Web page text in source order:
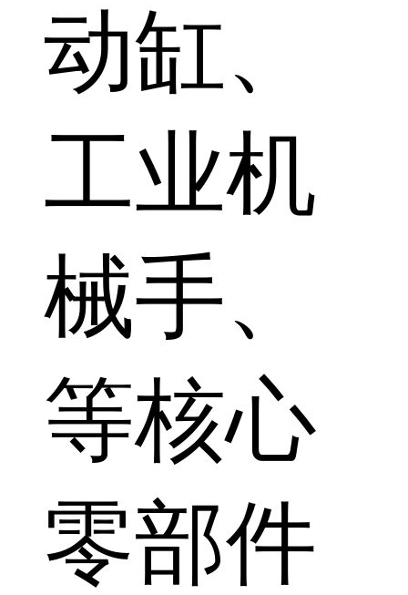
动缸、
工业机
械手、
等核心
零部件